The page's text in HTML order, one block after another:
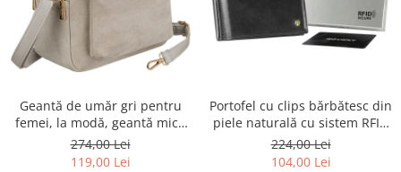
Geantă de umăr gri pentru
femei, la modă, geantă mică
urbană cu fermoar, piele
ecologică - Peterson PTR-PTN
274,00 Lei
119,00 Lei
Portofel cu clips bărbătesc din
piele naturală cu sistem RFID
- Rovicky PTR-N1908-RVT-9799
BLACK
224,00 Lei
104,00 Lei